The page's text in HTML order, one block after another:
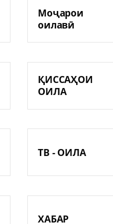
Моҷарои
оилавӣ
ҚИССАҲОИ
ОИЛА
ТВ - ОИЛА
ХАБАР